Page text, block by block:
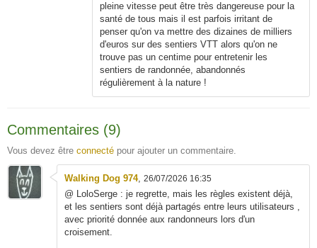
pleine vitesse peut être très dangereuse pour la
santé de tous mais il est parfois irritant de
penser qu'on va mettre des dizaines de milliers
d'euros sur des sentiers VTT alors qu'on ne
trouve pas un centime pour entretenir les
sentiers de randonnée, abandonnés
régulièrement à la nature !
Commentaires (9)
Vous devez être connecté pour ajouter un commentaire.
Walking Dog 974, 26/07/2026 16:35
@ LoloSerge : je regrette, mais les règles existent déjà,
et les sentiers sont déjà partagés entre leurs utilisateurs ,
avec priorité donnée aux randonneurs lors d'un
croisement.